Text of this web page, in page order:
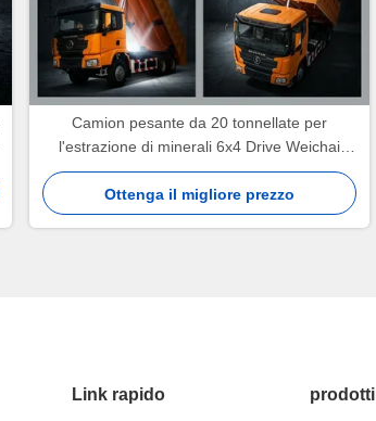
Camion pesante da 20 tonnellate per
l'estrazione di minerali 6x4 Drive Weichai
Motore diesel Shacman X3000 Veicolo off-
road tipper
Ottenga il migliore prezzo
Link rapido prodotti